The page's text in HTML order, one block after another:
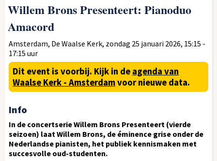
Willem Brons Presenteert: Pianoduo
Amacord
Amsterdam, De Waalse Kerk, zondag 25 januari 2026, 15:15 -
17:15 uur
Dit event is voorbij. Kijk in de agenda van
Waalse Kerk - Amsterdamvoor nieuwe data.
Info
In de concertserie Willem Brons Presenteert (vierde
seizoen) laat Willem Brons, de éminence grise onder de
Nederlandse pianisten, het publiek kennismaken met
succesvolle oud-studenten.